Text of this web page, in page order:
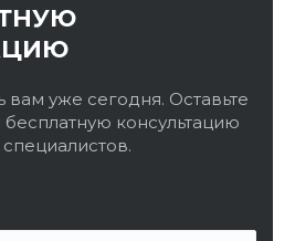
уже сегодня. Оставьте
бесплатную консультацию